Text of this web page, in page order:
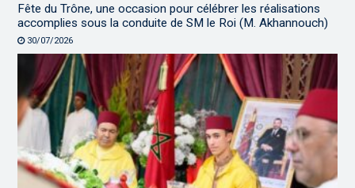
Fête du Trône, une occasion pour célébrer les réalisations
accomplies sous la conduite de SM le Roi (M. Akhannouch)
30/07/2026